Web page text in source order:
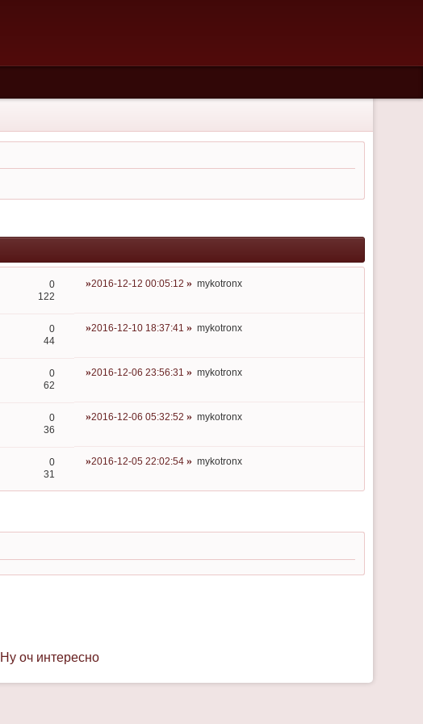
0
122
2016-12-12 00:05:12 mykotronx
0
44
2016-12-10 18:37:41 mykotronx
0
62
2016-12-06 23:56:31 mykotronx
0
36
2016-12-06 05:32:52 mykotronx
0
31
2016-12-05 22:02:54 mykotronx
Ну оч интересно